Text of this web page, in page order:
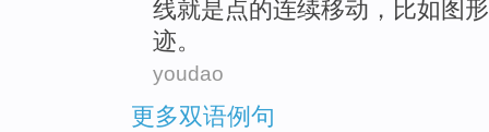
线就是点的连续移动 ， 比如 图形
迹。
youdao
更多双语例句